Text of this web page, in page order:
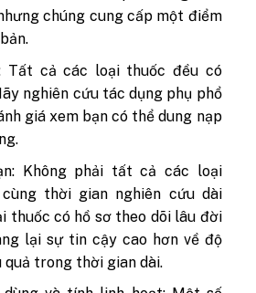
chúng cung cấp một điểm
Tất cả các loại thuốc đều có
nghiên cứu tác dụng phụ phổ
giá xem bạn có thể dung nạp
Không phải tất cả các loại
thời gian nghiên cứu dài
thuốc có hồ sơ theo dõi lâu đời
lại sự tin cậy cao hơn về độ
quả trong thời gian dài.